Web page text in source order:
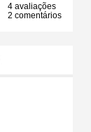
4 avaliações
2 comentários